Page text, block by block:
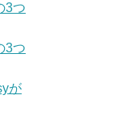
3つ
3つ
が